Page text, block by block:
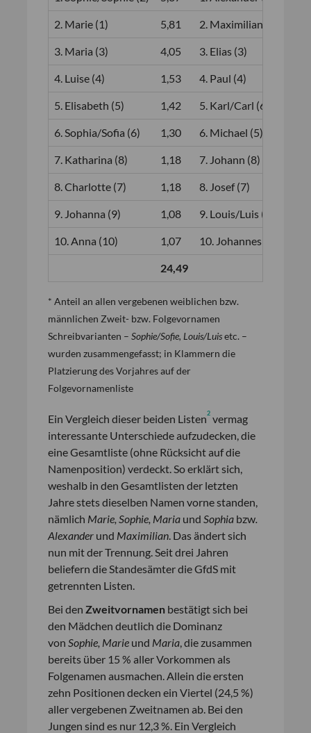
2. Marie (1) 5,81 2. Maximilian (2)
3. Maria (3) 4,05 3. Elias (3)
4. Luise (4) 1,53 4. Paul (4)
5. Elisabeth (5) 1,42 5. Karl/Carl (6)
6. Sophia/Sofia (6) 1,30 6. Michael (5)
7. Katharina (8) 1,18 7. Johann (8)
8. Charlotte (7) 1,18 8. Josef (7)
9. Johanna (9) 1,08 9. Louis/Luis (9)
10. Anna (10) 1,07 10. Johannes (10)
24,49
* Anteil an allen vergebenen weiblichen bzw.
männlichen Zweit- bzw. Folgevornamen
Schreibvarianten – Sophie/Sofie, Louis/Luisetc. –
wurden zusammengefasst; in Klammern die
Platzierung des Vorjahres auf der
Folgevornamenliste
Ein Vergleich dieser beiden Listen2 vermag
interessante Unterschiede aufzudecken, die
eine Gesamtliste (ohne Rücksicht auf die
Namenposition) verdeckt. So erklärt sich,
weshalb in den Gesamtlisten der letzten
Jahre stets dieselben Namen vorne standen,
nämlich Marie, Sophie, Maria und Sophia bzw
Alexander und Maximilian . Das ändert sich
nun mit der Trennung. Seit drei Jahren
beliefern die Standesämter die GfdS mit
getrennten Listen.
Bei den Zweitvornamen bestätigt sich bei
den Mädchen deutlich die Dominanz
von Sophie, Marie und Maria , die zusammen
bereits über 15 % aller Vorkommen als
Folgenamen ausmachen. Allein die ersten
zehn Positionen decken ein Viertel (24,5 %)
aller vergebenen Zweitnamen ab. Bei den
Jungen sind es nur 12,3 %. Ein Vergleich